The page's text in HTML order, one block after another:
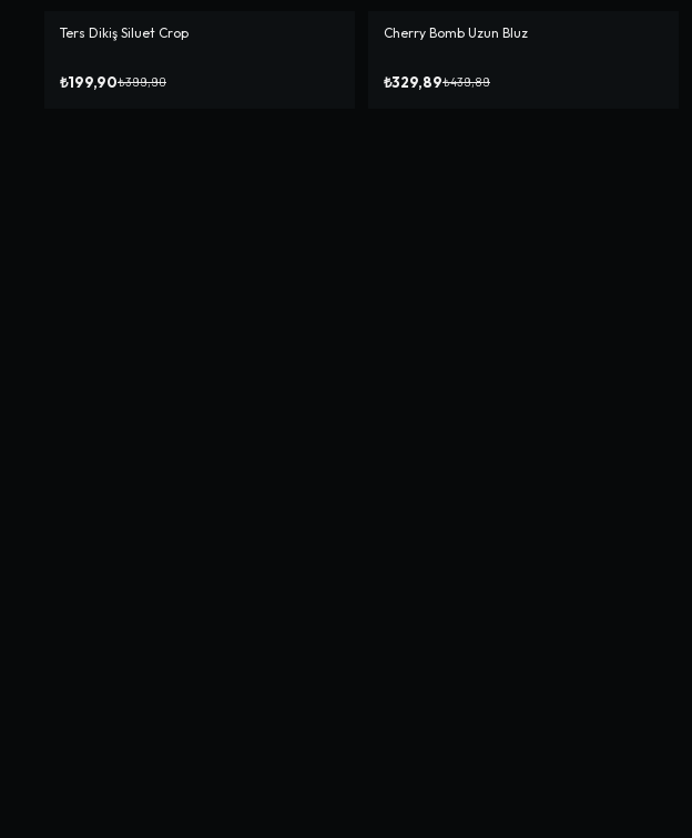
-%50
Ters Dikiş Siluet Crop
₺199,90₺399,90
-%25
Cherry Bomb Uzun Bluz
₺329,89₺439,89